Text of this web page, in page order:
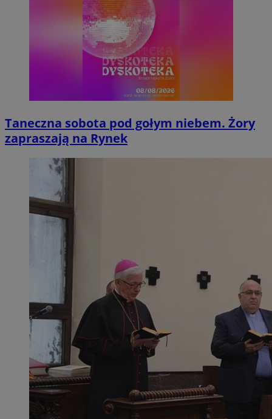
Taneczna sobota pod gołym niebem. Żory
zapraszają na Rynek